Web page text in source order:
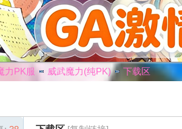
力PK服
›
威武魔力(纯PK) 下载区